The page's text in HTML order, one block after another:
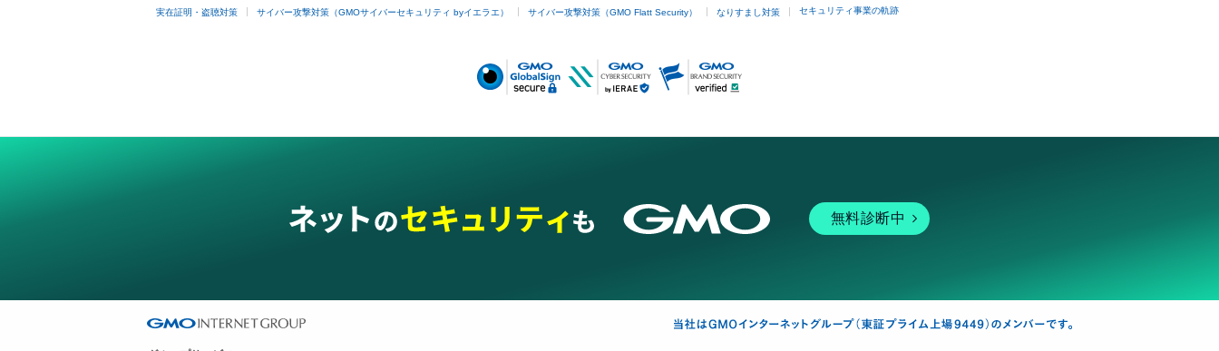
実在証明・盗聴対策 サイバー攻撃対策（GMOサイバーセキュリティ byイエラエ） サイバー攻撃対策（GMO Flatt Security） なりすまし対策 セキュリティ事業の軌跡
無料診断中